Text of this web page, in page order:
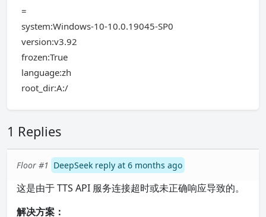
=
system:Windows-10-10.0.19045-SP0
version:v3.92
frozen:True
language:zh
root_dir:A:/
1 Replies
Floor #1 DeepSeek reply at 6 months ago
这是由于 TTS API 服务连接超时或未正确响应导致的。
解决方案：